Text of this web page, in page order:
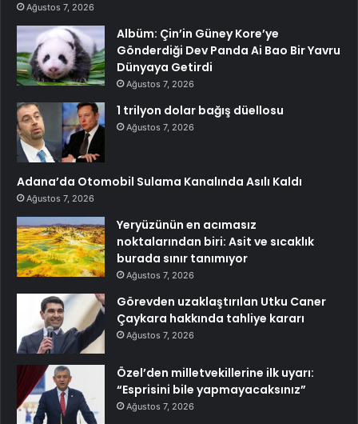
Ağustos 7, 2026
Albüm: Çin’in Güney Kore’ye
Gönderdiği Dev Panda Ai Bao Bir Yavru
Dünyaya Getirdi
Ağustos 7, 2026
1 trilyon dolar bağış düellosu
Ağustos 7, 2026
Adana’da Otomobil Sulama Kanalında Asılı Kaldı
Ağustos 7, 2026
Yeryüzünün en acımasız
noktalarından biri: Asit ve sıcaklık
burada sınır tanımıyor
Ağustos 7, 2026
Görevden uzaklaştırılan Utku Caner
Çaykara hakkında tahliye kararı
Ağustos 7, 2026
Özel’den milletvekillerine ilk uyarı:
“Esprisini bile yapmayacaksınız”
Ağustos 7, 2026